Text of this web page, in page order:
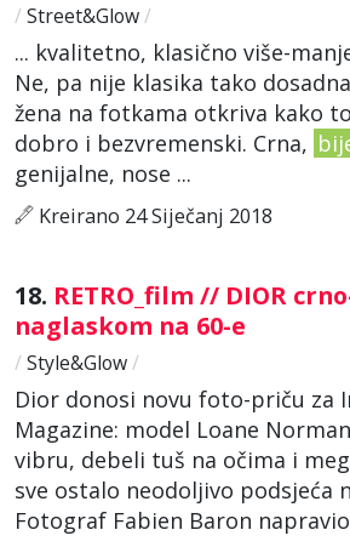
/ Street&Glow/
... kvalitetno, klasično više-
Ne, pa nije klasika tako
žena na fotkama otkriva kako
dobro i bezvremenski. Crna,
genijalne, nose ...
Kreirano 24 Siječanj 2018
18. RETRO_film // DIOR
naglaskom na 60-e
/ Style&Glow/
Dior donosi novu foto-priču za
Magazine: model Loane
vibru, debeli tuš na očima i
sve ostalo neodoljivo podsjeća
Fotograf Fabien Baron napravio